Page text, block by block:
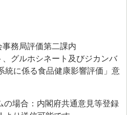
務局評価第二課内
グルホシネート及びジカンバ
統に係る食品健康影響評価」意
の場合：内閣府共通意見等登録